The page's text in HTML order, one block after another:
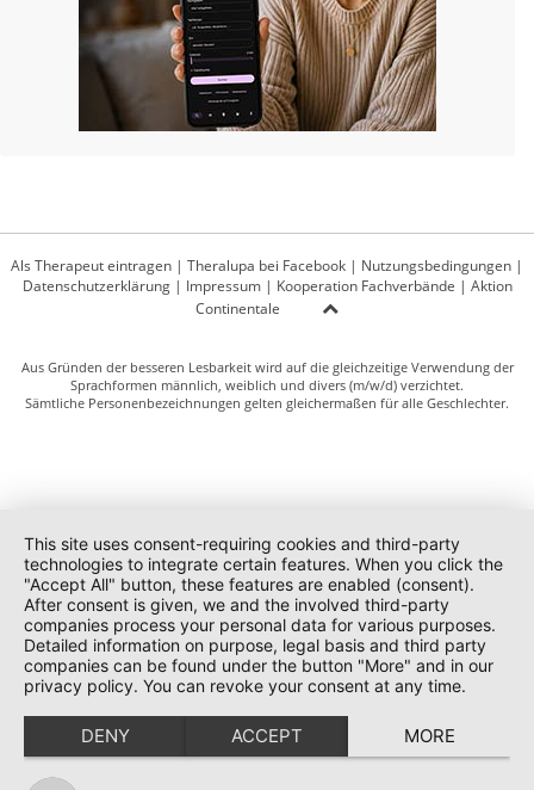
Als Therapeut eintragen | Theralupa bei Facebook | Nutzungsbedingungen |
Datenschutzerklärung| Impressum| Kooperation Fachverbände | Aktion
Continentale
Aus Gründen der besseren Lesbarkeit wird auf die gleichzeitige Verwendung der
Sprachformen männlich, weiblich und divers (m/w/d) verzichtet.
Sämtliche Personenbezeichnungen gelten gleichermaßen für alle Geschlechter.
This site uses consent-requiring cookies and third-party
technologies to integrate certain features. When you click the
"Accept All" button, these features are enabled (consent).
After consent is given, we and the involved third-party
companies process your personal data for various purposes.
Detailed information on purpose, legal basis and third party
companies can be found under the button "More" and in our
privacy policy. You can revoke your consent at any time.
DENY ACCEPT MORE